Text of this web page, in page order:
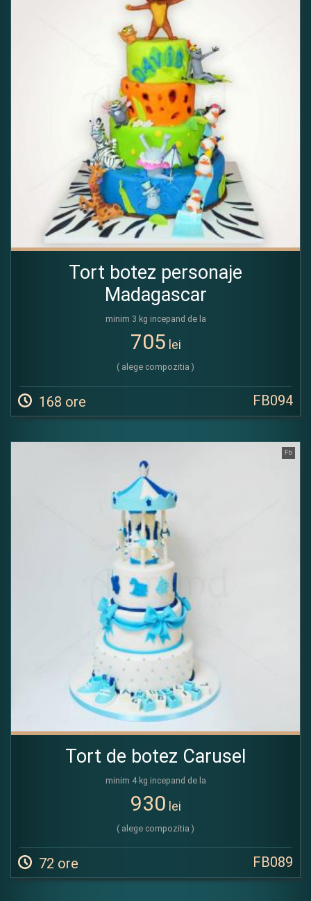
Tort botez personaje
Madagascar
minim 3 kg incepand de la
705 lei
( alege compozitia )
168 ore FB094
Fb
Tort de botez Carusel
minim 4 kg incepand de la
930 lei
( alege compozitia )
72 ore FB089